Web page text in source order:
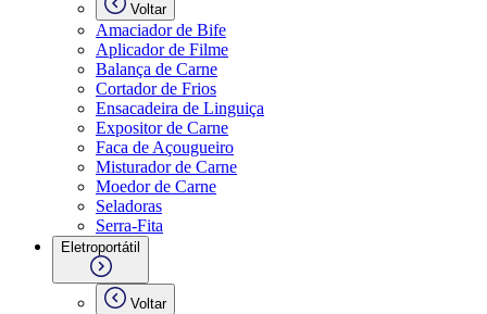
Voltar
Amaciador de Bife
Aplicador de Filme
Balança de Carne
Cortador de Frios
Ensacadeira de Linguiça
Expositor de Carne
Faca de Açougueiro
Misturador de Carne
Moedor de Carne
Seladoras
Serra-Fita
Eletroportátil
Voltar